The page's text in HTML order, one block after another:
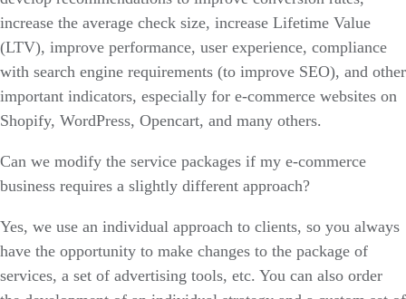
increase the average check size, increase Lifetime Value
(LTV), improve performance, user experience, compliance
with search engine requirements (to improve SEO), and other
important indicators, especially for e-commerce websites on
Shopify, WordPress, Opencart, and many others.
Can we modify the service packages if my e-commerce
business requires a slightly different approach?
Yes, we use an individual approach to clients, so you always
have the opportunity to make changes to the package of
services, a set of advertising tools, etc. You can also order